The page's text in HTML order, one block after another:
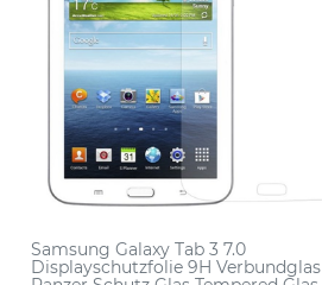
Samsung Galaxy Tab 3 7.0
Displayschutzfolie 9H Verbundglas